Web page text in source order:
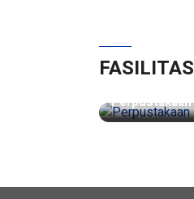
FASILITAS
Perpustakaan